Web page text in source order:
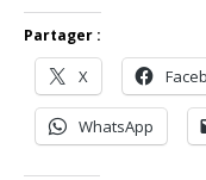
Partager :
X
WhatsApp